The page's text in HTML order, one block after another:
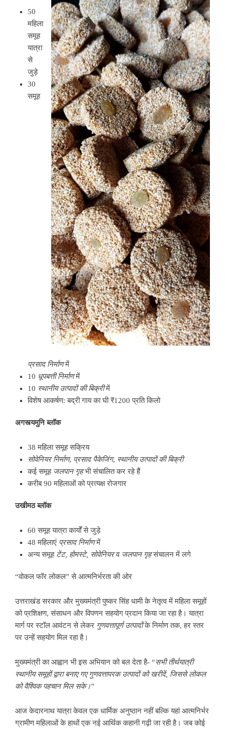
50
महिला
समूह
यात्रा
से
जुड़े
30
समूह
प्रसाद निर्माणमें
10 धूपबत्ती निर्माणमें
10 स्थानीय उत्पादों की बिक्रीमें
विशेष आकर्षण: बद्री गाय का घी ₹1200 प्रति किलो
अगस्त्यमुनि ब्लॉक
38 महिला समूह सक्रिय
सोवेनियर निर्माण, प्रसाद पैकेजिंग, स्थानीय उत्पादों की बिक्री
कई समूह जलपान गृहभी संचालित कर रहे हैं
करीब 90 महिलाओं को प्रत्यक्ष रोजगार
उखीमठ ब्लॉक
60 समूह यात्रा कार्यों से जुड़े
48 महिलाएं प्रसाद निर्माणमें
अन्य समूह टेंट, होमस्टे, सोवेनियरव जलपान गृहसंचालन में लगे
“वोकल फॉर लोकल” से आत्मनिर्भरता की ओर
उत्तराखंड सरकार और मुख्यमंत्री पुष्कर सिंह धामी के नेतृत्व में महिला समूहों
को प्रशिक्षण, संसाधन और विपणन सहयोग प्रदान किया जा रहा है। यात्रा
मार्ग पर स्टॉल आवंटन से लेकर गुणवत्तापूर्ण उत्पादोंके निर्माण तक, हर स्तर
पर उन्हें सहयोग मिल रहा है।
मुख्यमंत्री का आह्वान भी इस अभियान को बल देता है- “सभी तीर्थयात्री
स्थानीय समूहों द्वारा बनाए गए गुणवत्तापरक उत्पादों को खरीदें, जिससे लोकल
को वैश्विक पहचान मिल सके।”
आज केदारनाथ यात्रा केवल एक धार्मिक अनुष्ठान नहीं बल्कि यहां आत्मनिर्भर
ग्रामीण महिलाओं के हाथों एक नई आर्थिक कहानी गढ़ी जा रही है। जब कोई